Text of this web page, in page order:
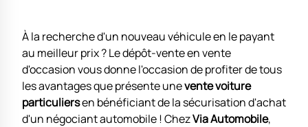
À la recherche d'un nouveau véhicule en le payant
au meilleur prix ? Le dépôt-vente en vente
d'occasion vous donne l'occasion de profiter de tous
les avantages que présente unevente voiture
particuliersen bénéficiant de la sécurisation d'achat
d'un négociant automobile ! ChezVia Automobile,